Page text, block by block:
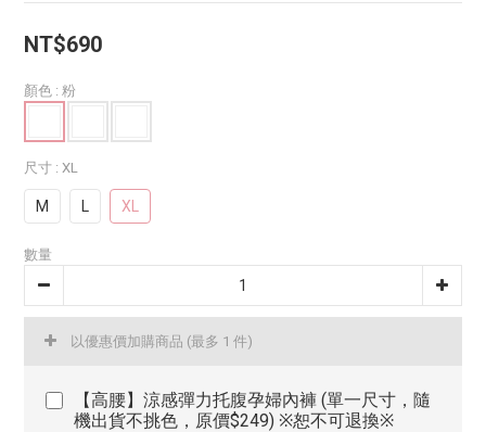
NT$690
顏色 : 粉
尺寸 : XL
M XL
數量
以優惠價加購商品 (最多 1 件)
【高腰】涼感彈力托腹孕婦內褲 (單一尺寸，隨
機出貨不挑色，原價$249) ※恕不可退換※